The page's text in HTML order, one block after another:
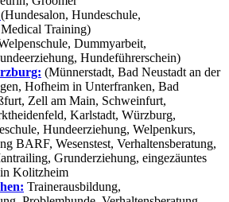
(Hundesalon, Hundeschule,
Training)
Dummyarbeit,
Hundeführerschein)
(Münnerstadt, Bad Neustadt an der
Hofheim in Unterfranken, Bad
Zell am Main, Schweinfurt,
Karlstadt, Würzburg,
Hundeerziehung, Welpenkurs,
BARF, Wesenstest, Verhaltensberatung,
Grunderziehung, eingezäuntes
Kolitzheim
Trainerausbildung,